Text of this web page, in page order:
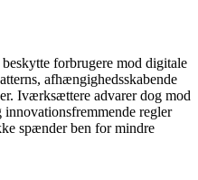
forbrugere mod digitale
afhængighedsskabende
Iværksættere advarer dog mod
regler
spænder ben for mindre